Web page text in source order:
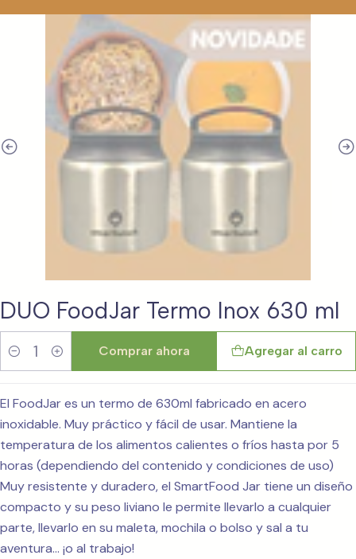
DUO FoodJar Termo Inox 630 ml
Cantidad
Agregar al carro
Comprar ahora
El FoodJar es un termo de 630ml fabricado en acero
inoxidable. Muy práctico y fácil de usar. Mantiene la
temperatura de los alimentos calientes o fríos hasta por 5
horas (dependiendo del contenido y condiciones de uso)
Muy resistente y duradero, el SmartFood Jar tiene un diseño
compacto y su peso liviano le permite llevarlo a cualquier
parte, llevarlo en su maleta, mochila o bolso y sal a tu
aventura... ¡o al trabajo!